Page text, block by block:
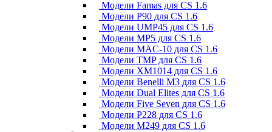
Модели Famas для CS 1.6
Модели P90 для CS 1.6
Модели UMP45 для CS 1.6
Модели MP5 для CS 1.6
Модели MAC-10 для CS 1.6
Модели TMP для CS 1.6
Модели XM1014 для CS 1.6
Модели Benelli M3 для CS 1.6
Модели Dual Elites для CS 1.6
Модели Five Seven для CS 1.6
Модели P228 для CS 1.6
Модели M249 для CS 1.6